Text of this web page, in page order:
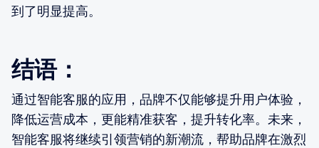
到了明显提高。
结语：
通过智能客服的应用，品牌不仅能够提升用户体验，
降低运营成本，更能精准获客，提升转化率。未来，
智能客服将继续引领营销的新潮流，帮助品牌在激烈